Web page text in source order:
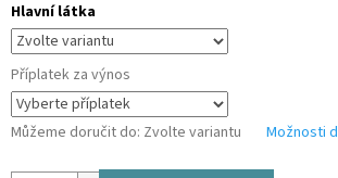
Hlavní látka
Příplatek za výnos
Můžeme doručit do: Zvolte variantu Možnosti